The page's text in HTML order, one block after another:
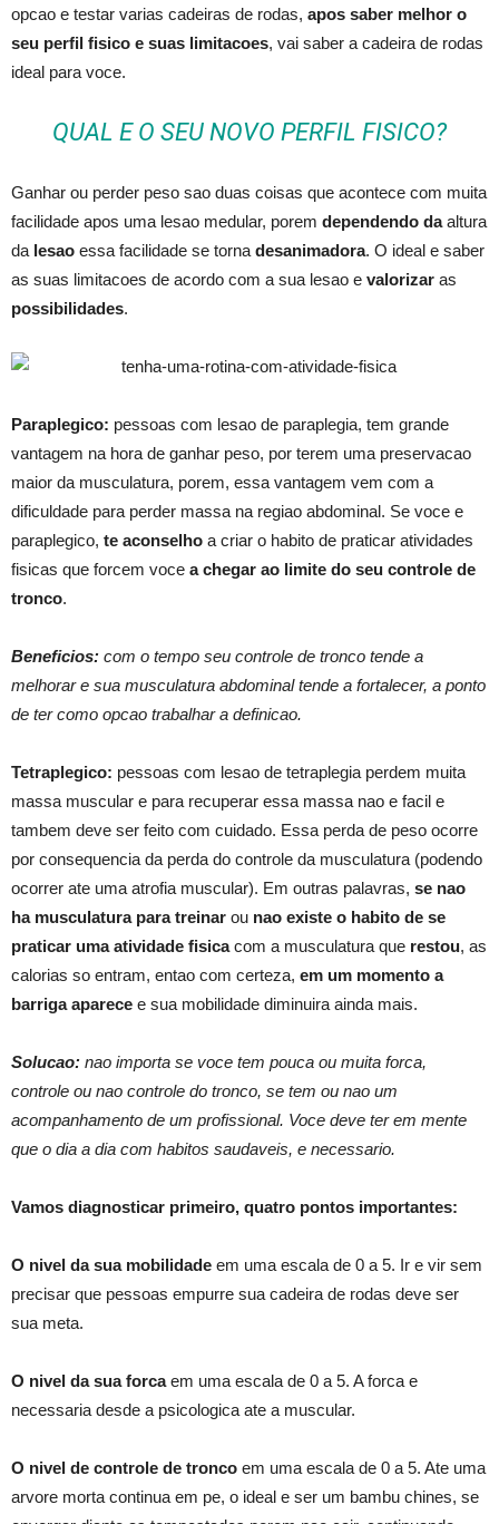
opcao e testar varias cadeiras de rodas, apos saber melhor o
seu perfil fisico e suas limitacoes, vai saber a cadeira de rodas
ideal para voce.
QUAL E O SEU NOVO PERFIL FISICO?
Ganhar ou perder peso sao duas coisas que acontece com muita
facilidade apos uma lesao medular, porem dependendo daaltura
da lesao essa facilidade se torna desanimadora. O ideal e saber
as suas limitacoes de acordo com a sua lesao e valorizar as
possibilidades.
Paraplegico: pessoas com lesao de paraplegia, tem grande
vantagem na hora de ganhar peso, por terem uma preservacao
maior da musculatura, porem, essa vantagem vem com a
dificuldade para perder massa na regiao abdominal. Se voce e
paraplegico, te aconselho a criar o habito de praticar atividades
fisicas que forcem voce a chegar ao limite do seu controle de
tronco.
Beneficios: com o tempo seu controle de tronco tende a
melhorar e sua musculatura abdominal tende a fortalecer, a ponto
de ter como opcao trabalhar a definicao.
Tetraplegico: pessoas com lesao de tetraplegia perdem muita
massa muscular e para recuperar essa massa nao e facil e
tambem deve ser feito com cuidado. Essa perda de peso ocorre
por consequencia da perda do controle da musculatura (podendo
ocorrer ate uma atrofia muscular). Em outras palavras, se nao
ha musculatura para treinar ou nao existe o habito de se
praticar uma atividade fisicacom a musculatura que restou, as
calorias so entram, entao com certeza, em um momento a
barriga aparece e sua mobilidade diminuira ainda mais.
Solucao: nao importa se voce tem pouca ou muita forca,
controle ou nao controle do tronco, se tem ou nao um
acompanhamento de um profissional. Voce deve ter em mente
que o dia a dia com habitos saudaveis, e necessario.
Vamos diagnosticar primeiro, quatro pontos importantes:
O nivel da sua mobilidade em uma escala de 0 a 5. Ir e vir sem
precisar que pessoas empurre sua cadeira de rodas deve ser
sua meta.
O nivel da sua forcaem uma escala de 0 a 5. A forca e
necessaria desde a psicologica ate a muscular.
O nivel de controle de tronco em uma escala de 0 a 5. Ate uma
arvore morta continua em pe, o ideal e ser um bambu chines, se